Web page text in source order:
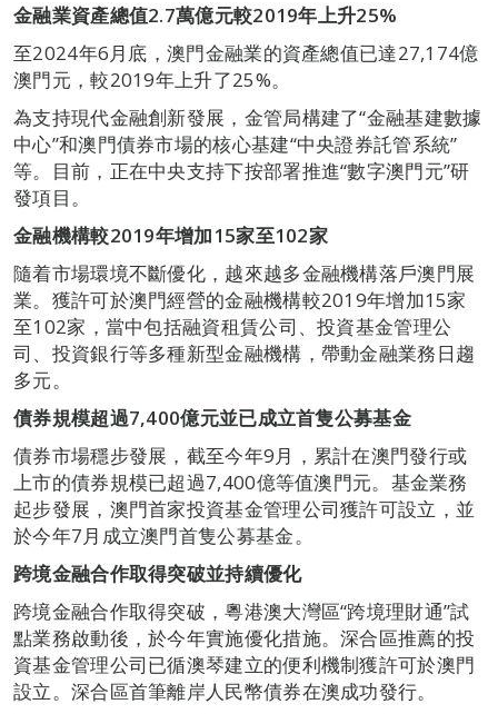
金融業資產總值2.7萬億元較2019年上升25%
至2024年6月底，澳門金融業的資產總值已達27,174億
澳門元，較2019年上升了25%。
為支持現代金融創新發展，金管局構建了“金融基建數據
中心”和澳門債券市場的核心基建“中央證券託管系統”
等。目前，正在中央支持下按部署推進“數字澳門元”研
發項目。
金融機構較2019年增加15家至102家
隨着市場環境不斷優化，越來越多金融機構落戶澳門展
業。獲許可於澳門經營的金融機構較2019年增加15家
至102家，當中包括融資租賃公司、投資基金管理公
司、投資銀行等多種新型金融機構，帶動金融業務日趨
多元。
債券規模超過7,400億元並已成立首隻公募基金
債券市場穩步發展，截至今年9月，累計在澳門發行或
上市的債券規模已超過7,400億等值澳門元。基金業務
起步發展，澳門首家投資基金管理公司獲許可設立，並
於今年7月成立澳門首隻公募基金。
跨境金融合作取得突破並持續優化
跨境金融合作取得突破，粵港澳大灣區“跨境理財通”試
點業務啟動後，於今年實施優化措施。深合區推薦的投
資基金管理公司已循澳琴建立的便利機制獲許可於澳門
設立。深合區首筆離岸人民幣債券在澳成功發行。